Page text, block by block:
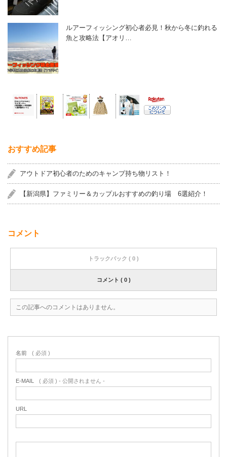
ルアーフィッシング初心者必見！秋から冬に釣れる
魚と攻略法【アオリ…
おすすめ記事
アウトドア初心者のためのキャンプ持ち物リスト！
【新潟県】ファミリー＆カップルおすすめの釣り場 6選紹介！
コメント
トラックバック ( 0 )
コメント ( 0 )
この記事へのコメントはありません。
名前 ( 必須 )
E-MAIL ( 必須 ) - 公開されません -
URL